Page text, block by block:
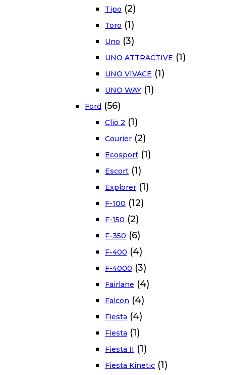
Tipo (2)
Toro (1)
Uno (3)
UNO ATTRACTIVE (1)
UNO VIVACE (1)
UNO WAY (1)
Ford (56)
Clio 2 (1)
Courier (2)
Ecosport (1)
Escort (1)
Explorer (1)
F-100 (12)
F-150 (2)
F-350 (6)
F-400 (4)
F-4000 (3)
Fairlane (4)
Falcon (4)
Fiesta (4)
Fiesta (1)
Fiesta II (1)
Fiesta Kinetic (1)